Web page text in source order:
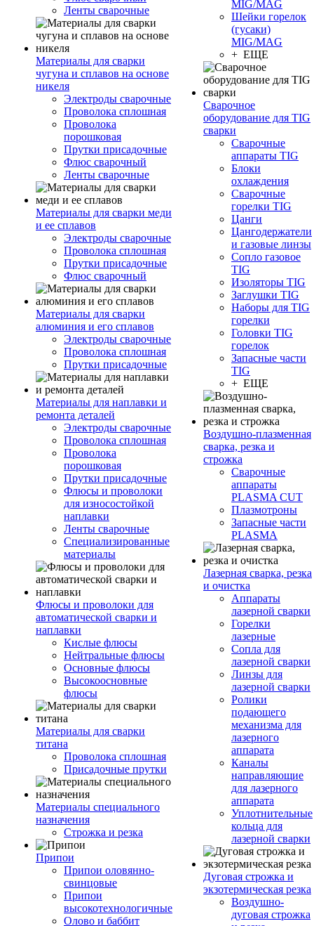
Ленты сварочные
Материалы для сварки
чугуна и сплавов на основе
никеля
Электроды сварочные
Проволока сплошная
Проволока
порошковая
Прутки присадочные
Флюс сварочный
Ленты сварочные
Материалы для сварки меди
и ее сплавов
Электроды сварочные
Проволока сплошная
Прутки присадочные
Флюс сварочный
Материалы для сварки
алюминия и его сплавов
Электроды сварочные
Проволока сплошная
Прутки присадочные
Материалы для наплавки и
ремонта деталей
Электроды сварочные
Проволока сплошная
Проволока
порошковая
Прутки присадочные
Флюсы и проволоки
для износостойкой
наплавки
Ленты сварочные
Специализированные
материалы
Флюсы и проволоки для
автоматической сварки и
наплавки
Кислые флюсы
Нейтральные флюсы
Основные флюсы
Высокоосновные
флюсы
Материалы для сварки
титана
Проволока сплошная
Присадочные прутки
Материалы специального
назначения
Строжка и резка
Припои
Припои оловянно-
свинцовые
Припои
высокотехнологичные
Олово и баббит
MIG/MAG
Шейки горелок
(гусаки)
MIG/MAG
+ ЕЩЕ
Сварочное
оборудование для TIG
сварки
Сварочные
аппараты TIG
Блоки
охлаждения
Сварочные
горелки TIG
Цанги
Цангодержатели
и газовые линзы
Сопло газовое
TIG
Изоляторы TIG
Заглушки TIG
Наборы для TIG
горелки
Головки TIG
горелок
Запасные части
TIG
+ ЕЩЕ
Воздушно-плазменная
сварка, резка и
строжка
Сварочные
аппараты
PLASMA CUT
Плазмотроны
Запасные части
PLASMA
Лазерная сварка, резка
и очистка
Аппараты
лазерной сварки
Горелки
лазерные
Сопла для
лазерной сварки
Линзы для
лазерной сварки
Ролики
подающего
механизма для
лазерного
аппарата
Каналы
направляющие
для лазерного
аппарата
Уплотнительные
кольца для
лазерной сварки
Дуговая строжка и
экзотермическая резка
Воздушно-
дуговая строжка